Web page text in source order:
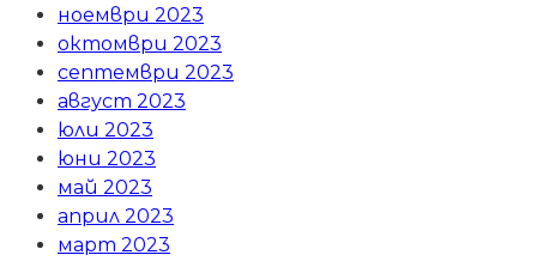
ноември 2023
октомври 2023
септември 2023
август 2023
юли 2023
юни 2023
май 2023
април 2023
март 2023